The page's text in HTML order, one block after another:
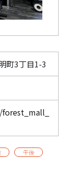
町3丁目1-3
午後